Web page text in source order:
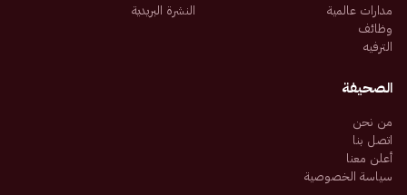
مدارات عالمية
وظائف
الترفيه
النشرة البريدية
الصحيفة
من نحن
اتصل بنا
أعلن معنا
سياسة الخصوصية